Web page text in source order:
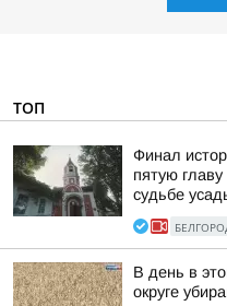
ТОП
Финал
пятую
судьбе
В день в
округе